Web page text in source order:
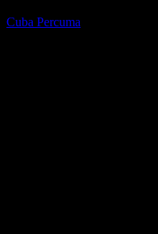
Cuba Percuma